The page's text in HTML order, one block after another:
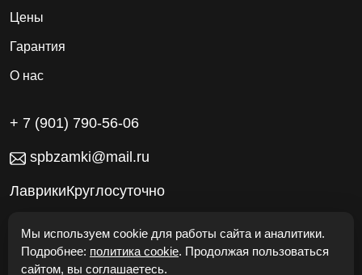
Цены
Гарантия
О нас
+ 7 (901) 790-56-06
spbzamki@mail.ru
ЛаврикиКруглосуточно
Работаем без выходных
Мы используем cookie для работы сайта и аналитики.
Подробнее: политика cookie. Продолжая пользоваться
сайтом, вы соглашаетесь.